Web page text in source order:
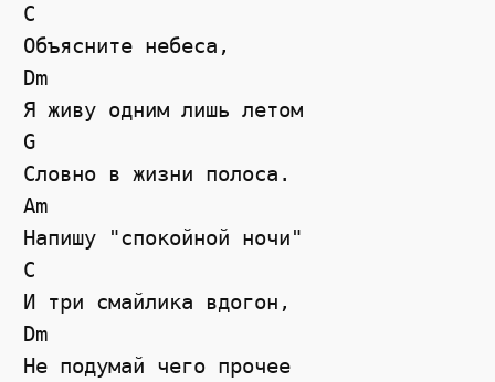
C
Объясните небеса,
Dm
Я живу одним лишь летом
G
Словно в жизни полоса.
Am
Напишу "спокойной ночи"
C
И три смайлика вдогон,
Dm
Не подумай чего прочее